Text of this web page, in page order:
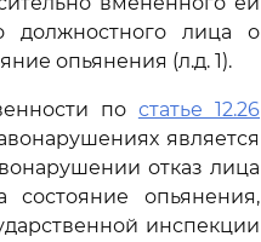
должностного лица о
опьянения (л.д. 1).
по статье 12.26
является
отказ лица
состояние опьянения,
инспекции